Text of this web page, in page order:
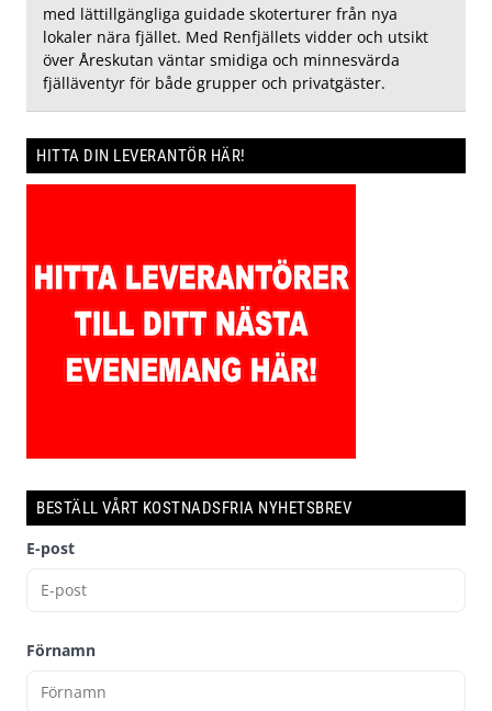
med lättillgängliga guidade skoterturer från nya
lokaler nära fjället. Med Renfjällets vidder och utsikt
över Åreskutan väntar smidiga och minnesvärda
fjälläventyr för både grupper och privatgäster.
HITTA DIN LEVERANTÖR HÄR!
BESTÄLL VÅRT KOSTNADSFRIA NYHETSBREV
E-post
Förnamn